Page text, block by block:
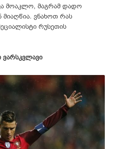
მოაკლო, მაგრამ დადო
ვნახოთ რას
რუსეთის
ვარსკვლავი